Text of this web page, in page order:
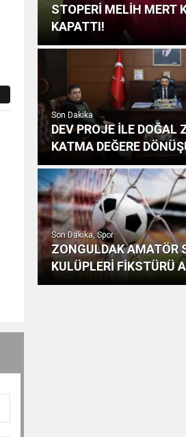
STOPERİ MELİH MERT
KAPATTI!
Son Dakika
DEV PROJE İLE DOĞAL
KATMA DEĞERE
Son Dakika, Spor
ZONGULDAK AMATÖR
KULÜPLERİ FİKSTÜRÜ